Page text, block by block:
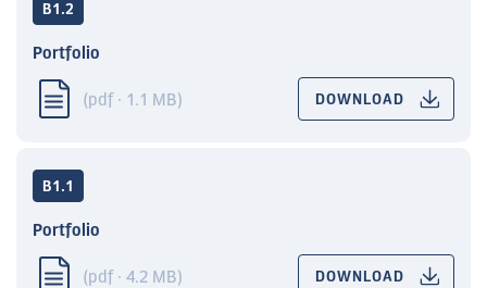
B1.2
Portfolio
(pdf · 1.1 MB) DOWNLOAD
B1.1
Portfolio
(pdf · 4.2 MB) DOWNLOAD